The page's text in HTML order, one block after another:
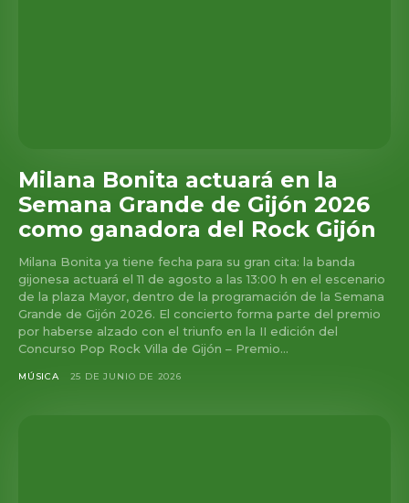
Milana Bonita actuará en la
Semana Grande de Gijón 2026
como ganadora del Rock Gijón
Milana Bonita ya tiene fecha para su gran cita: la banda
gijonesa actuará el 11 de agosto a las 13:00 h en el escenario
de la plaza Mayor, dentro de la programación de la Semana
Grande de Gijón 2026. El concierto forma parte del premio
por haberse alzado con el triunfo en la II edición del
Concurso Pop Rock Villa de Gijón – Premio...
MÚSICA 25 DE JUNIO DE 2026